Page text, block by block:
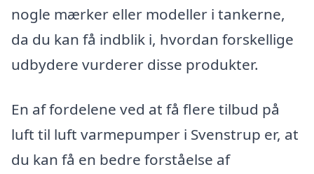
nogle mærker eller modeller i tankerne,
da du kan få indblik i, hvordan forskellige
udbydere vurderer disse produkter.
En af fordelene ved at få flere tilbud på
luft til luft varmepumper i Svenstrup er, at
du kan få en bedre forståelse af